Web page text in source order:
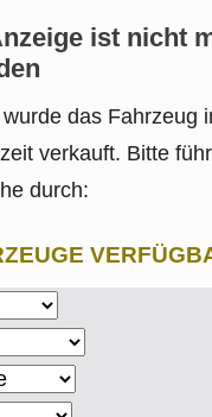
ist nicht
das Fahrzeug
verkauft. Bitte
durch: